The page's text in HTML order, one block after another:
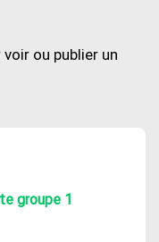
voir ou publier un
groupe 1